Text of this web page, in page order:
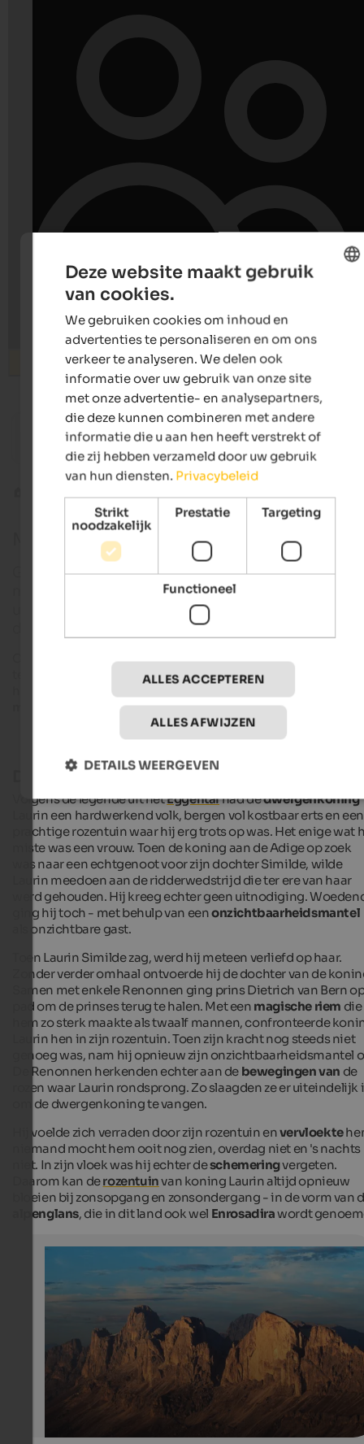
from 166 €
MIRABELL DOLOMITES HOTEL
Luxury . Ayurveda & SPA | Olang at Mt. Kronplatz
Mythen & legenden uit Zuid-Tirol
Ga met ons mee op een fantastische reis door de
mythische wereld van Zuid-Tirol, leer de
uithoeken van het land kennen en maak kennis met
dwergen, feeën en andere sprookjesfiguren.
Over bijna elk hoekje en gaatje van Zuid-Tirol is wel een
te vertellen dat van generatie op generatieis doorverteld,
het ontstaan van de bergen, meren en alpenweiden, over
magische gebeurtenissenof legendarische figuren.
De rozentuin van koning Laurin
Tourismusverein Welschnofen
Volgens de legende uit hetEggentalhad dedwergenkoning
Laurin een hardwerkend volk, bergen vol kostbaar erts en een
prachtige rozentuin waar hij erg trots op was. Het enige wat
miste was een vrouw. Toen de koning aan de Adige op zoek
was naar een echtgenoot voor zijn dochter Similde, wilde
Laurin meedoen aan de ridderwedstrijd die ter ere van haar
werd gehouden. Hij kreeg echter geen uitnodiging.
ging hij toch - met behulp van eenonzichtbaarheidsmantel
als onzichtbare gast.
Toen Laurin Similde zag, werd hij meteen verliefd op haar.
Zonder verder omhaal ontvoerde hij de dochter van de
Samen met enkele Renonnen ging prins Dietrich van Bern
pad om de prinses terug te halen. Met een magische riem die
hem zo sterk maakte als twaalf mannen, confronteerde
Laurin hen in zijn rozentuin. Toen zijn kracht nog steeds niet
genoeg was, nam hij opnieuw zijn onzichtbaarheidsmantel
De Renonnen herkenden echter aan de bewegingen van de
rozen waar Laurin rondsprong. Zo slaagden ze er uiteindelijk
om de dwergenkoning te vangen.
Hij voelde zich verraden door zijn rozentuin envervloekte
niemand mocht hem ooit nog zien, overdag niet en 's nachts
niet. In zijn vloek was hij echter deschemeringvergeten.
Daarom kan derozentuinvan koning Laurin altijd opnieuw
bloeien bij zonsopgang en zonsondergang - in de vorm van
alpenglans, die in dit land ook wel Enrosadirawordt
Deze website maakt gebruik
van cookies.
We gebruiken cookies om inhoud en
advertenties te personaliseren en om ons
verkeer te analyseren. We delen ook
informatie over uw gebruik van onze site
met onze advertentie- en analysepartners,
die deze kunnen combineren met andere
informatie die u aan hen heeft verstrekt of
die zij hebben verzameld door uw gebruik
van hun diensten. Privacybeleid
Strikt
noodzakelijk
Prestatie Targeting
Functioneel
ALLES ACCEPTEREN
ALLES AFWIJZEN
DETAILS WEERGEVEN